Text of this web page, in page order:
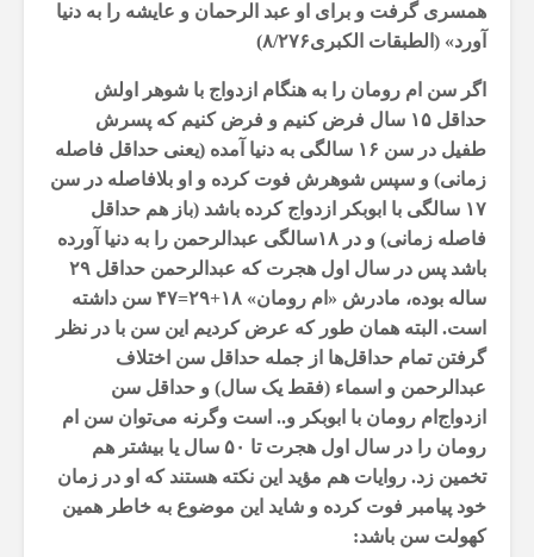
همسرى گرفت و براى او عبد الرحمان و عایشه را به دنیا
آورد» (الطبقات الکبری۸/۲۷۶)
اگر سن ‌ام رومان را به هنگام ازدواج با شوهر اولش
حداقل ۱۵ سال فرض کنیم و فرض کنیم که پسرش
طفیل در سن ۱۶ سالگی به دنیا آمده (یعنی حداقل فاصله
زمانی) و سپس شوهرش فوت کرده و او بلافاصله در سن
۱۷ سالگی با ابوبکر ازدواج کرده باشد (باز هم حداقل
فاصله زمانی) و در ۱۸سالگی عبدالرحمن را به دنیا آورده
باشد پس در سال اول هجرت که عبدالرحمن حداقل ۲۹
ساله بوده، مادرش «ام رومان» ۱۸+۲۹=۴۷ سن داشته
است. البته‌‌ همان طور که عرض کردیم این سن با در نظر
گرفتن تمام حداقل‌ها از جمله حداقل سن اختلاف
عبدالرحمن و اسماء (فقط یک سال) و حداقل سن
ازدواج‌ام رومان با ابوبکر و.. است وگرنه می‌توان سن ‌ام
رومان را در سال اول هجرت تا ۵۰ سال یا بیشتر هم
تخمین زد. روایات هم مؤید این نکته هستند که او در زمان
خود پیامبر فوت کرده و شاید این موضوع به خاطر همین
کهولت سن باشد: